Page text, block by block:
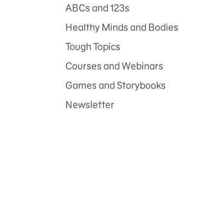
ABCs and 123s
Healthy Minds and Bodies
Tough Topics
Courses and Webinars
Games and Storybooks
Newsletter